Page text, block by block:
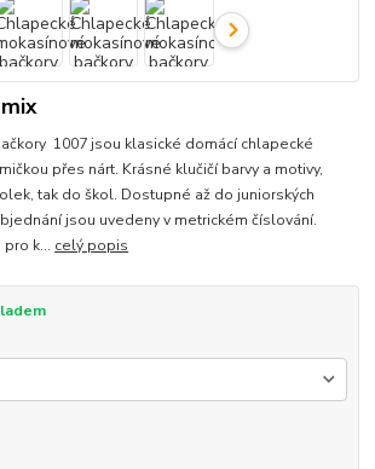
1007 jsou klasické domácí chlapecké
přes nárt. Krásné klučičí barvy a motivy,
tak do škol. Dostupné až do juniorských
jsou uvedeny v metrickém číslování.
pro k... celý popis